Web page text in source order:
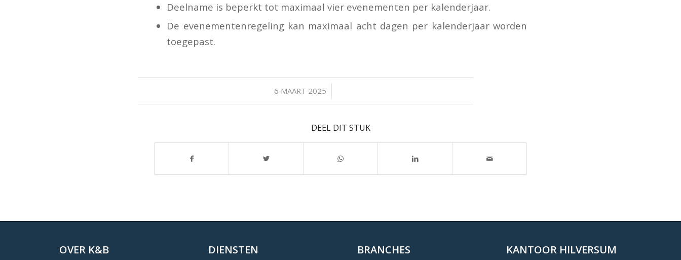
Deelname is beperkt tot maximaal vier evenementen per kalenderjaar.
De evenementenregeling kan maximaal acht dagen per kalenderjaar worden
toegepast.
6 MAART 2025
/
DEEL DIT STUK
OVER K&B DIENSTEN BRANCHES KANTOOR HILVERSUM